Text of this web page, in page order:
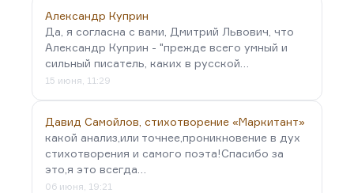
Александр Куприн
Да, я согласна с вами, Дмитрий Львович, что
Александр Куприн - "прежде всего умный и
сильный писатель, каких в русской…
15 июня, 11:29
Давид Самойлов, стихотворение «Маркитант»
какой анализ,или точнее,проникновение в дух
стихотворения и самого поэта!Спасибо за
это,я это всегда…
06 июня, 19:21